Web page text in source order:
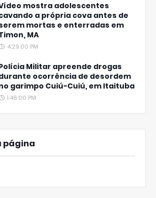
mostra adolescentes
a própria cova antes de
mortas e enterradas em
MA
4:29:00 PM
Militar apreende drogas
ocorrência de desordem
garimpo Cuiú-Cuiú, em Itaituba
1:46:00 PM
página